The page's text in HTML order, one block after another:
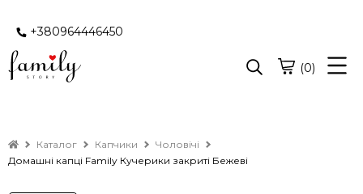
+380964446450
(0)
Каталог Капчики
Чоловічі
Домашні капці Family Кучерики закриті Бежеві